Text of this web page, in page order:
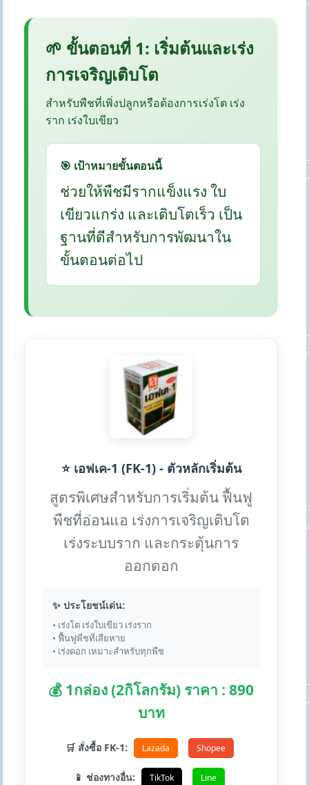
🌱 ขั้นตอนที่ 1: เริ่มต้นและเร่ง
การเจริญเติบโต
สำหรับพืชที่เพิ่งปลูกหรือต้องการเร่งโต เร่ง
ราก เร่งใบเขียว
🎯 เป้าหมายขั้นตอนนี้
ช่วยให้พืชมีรากแข็งแรง ใบ
เขียวแกร่ง และเติบโตเร็ว เป็น
ฐานที่ดีสำหรับการพัฒนาใน
ขั้นตอนต่อไป
⭐ เอฟเค-1 (FK-1) - ตัวหลักเริ่มต้น
สูตรพิเศษสำหรับการเริ่มต้น ฟื้นฟู
พืชที่อ่อนแอ เร่งการเจริญเติบโต
เร่งระบบราก และกระตุ้นการ
ออกดอก
✨ ประโยชน์เด่น:
• เร่งโต เร่งใบเขียว เร่งราก
• ฟื้นฟูพืชที่เสียหาย
• เร่งดอก เหมาะสำหรับทุกพืช
💰 1กล่อง (2กิโลกรัม) ราคา : 890
บาท
🛒 สั่งซื้อ FK-1: Lazada Shopee
📱 ช่องทางอื่น: TikTok Line